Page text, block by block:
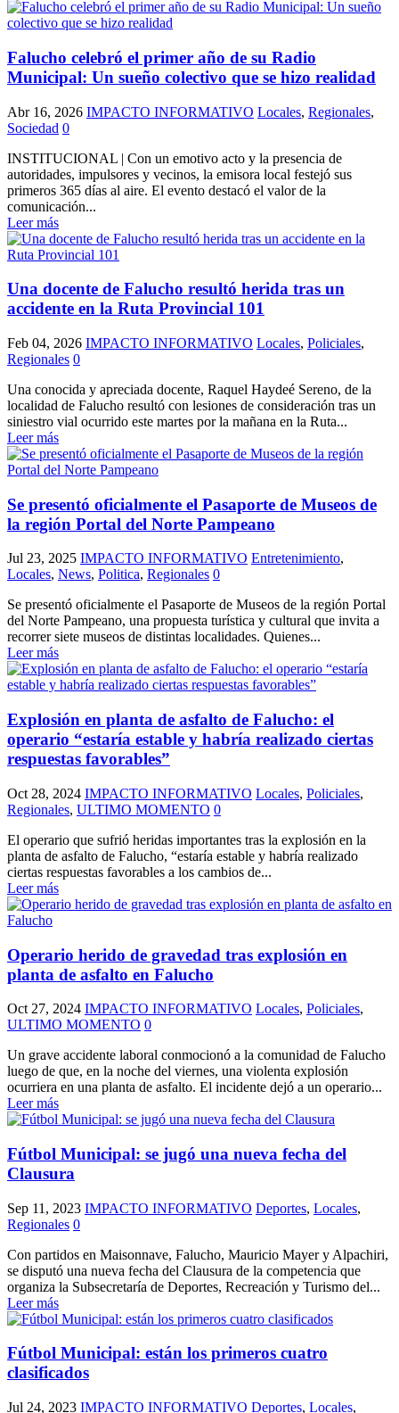
Falucho celebró el primer año de su Radio
Municipal: Un sueño colectivo que se hizo realidad
Abr 16, 2026 IMPACTO INFORMATIVO Locales, Regionales,
Sociedad 0
INSTITUCIONAL | Con un emotivo acto y la presencia de
autoridades, impulsores y vecinos, la emisora local festejó sus
primeros 365 días al aire. El evento destacó el valor de la
comunicación...
Leer más
Una docente de Falucho resultó herida tras un
accidente en la Ruta Provincial 101
Feb 04, 2026 IMPACTO INFORMATIVO Locales, Policiales,
Regionales 0
Una conocida y apreciada docente, Raquel Haydeé Sereno, de la
localidad de Falucho resultó con lesiones de consideración tras un
siniestro vial ocurrido este martes por la mañana en la Ruta...
Leer más
Se presentó oficialmente el Pasaporte de Museos de
la región Portal del Norte Pampeano
Jul 23, 2025 IMPACTO INFORMATIVO Entretenimiento,
Locales, News, Politica, Regionales 0
Se presentó oficialmente el Pasaporte de Museos de la región Portal
del Norte Pampeano, una propuesta turística y cultural que invita a
recorrer siete museos de distintas localidades. Quienes...
Leer más
Explosión en planta de asfalto de Falucho: el
operario “estaría estable y habría realizado ciertas
respuestas favorables”
Oct 28, 2024 IMPACTO INFORMATIVO Locales, Policiales,
Regionales, ULTIMO MOMENTO 0
El operario que sufrió heridas importantes tras la explosión en la
planta de asfalto de Falucho, “estaría estable y habría realizado
ciertas respuestas favorables a los cambios de...
Leer más
Operario herido de gravedad tras explosión en
planta de asfalto en Falucho
Oct 27, 2024 IMPACTO INFORMATIVO Locales, Policiales,
ULTIMO MOMENTO 0
Un grave accidente laboral conmocionó a la comunidad de Falucho
luego de que, en la noche del viernes, una violenta explosión
ocurriera en una planta de asfalto. El incidente dejó a un operario...
Leer más
Fútbol Municipal: se jugó una nueva fecha del
Clausura
Sep 11, 2023 IMPACTO INFORMATIVO Deportes, Locales,
Regionales 0
Con partidos en Maisonnave, Falucho, Mauricio Mayer y Alpachiri,
se disputó una nueva fecha del Clausura de la competencia que
organiza la Subsecretaría de Deportes, Recreación y Turismo del...
Leer más
Fútbol Municipal: están los primeros cuatro
clasificados
Jul 24, 2023 IMPACTO INFORMATIVO Deportes, Locales,